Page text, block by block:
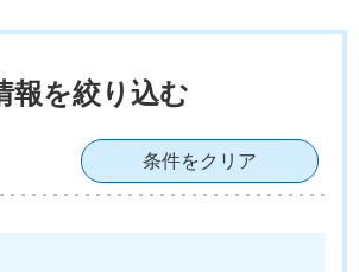
報を絞り込む
条件をクリア